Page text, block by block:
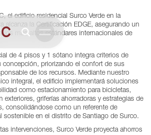
el edificio residencial Surco Verde en la
alcanza la Certificación EDGE, asegurando un
los más altos estándares internacionales de
de 4 pisos y 1 sótano integra criterios de
concepción, priorizando el confort de sus
de los recursos. Mediante nuestro
integral, el edificio implementará soluciones
como estacionamiento para bicicletas,
exteriores, griferías ahorradoras y estrategias de
consolidándose como un referente de
sostenible en el distrito de Santiago de Surco.
intervenciones, Surco Verde proyecta ahorros